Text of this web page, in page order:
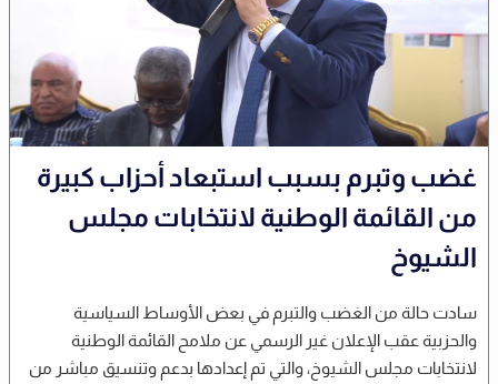
غضب وتبرم بسبب استبعاد أحزاب كبيرة
من القائمة الوطنية لانتخابات مجلس
الشيوخ
سادت حالة من الغضب والتبرم في بعض الأوساط السياسية
والحزبية عقب الإعلان غير الرسمي عن ملامح القائمة الوطنية
لانتخابات مجلس الشيوخ، والتي تم إعدادها بدعم وتنسيق مباشر من